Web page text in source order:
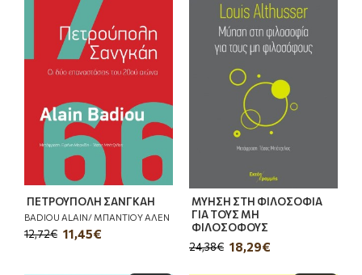
ΠΕΤΡΟΥΠΟΛΗ ΣΑΝΓΚΑΗ
BADIOU ALAIN/ ΜΠΑΝΤΙΟΥ ΑΛΕΝ
11,45€
12,72€
ΜΥΗΣΗ ΣΤΗ ΦΙΛΟΣΟΦΙΑ
ΓΙΑ ΤΟΥΣ ΜΗ
ΦΙΛΟΣΟΦΟΥΣ
18,29€
24,38€